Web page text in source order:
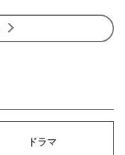
ドラマ